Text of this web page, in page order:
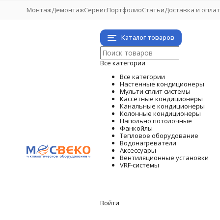
МонтажДемонтажСервисПортфолиоСтатьиДоставка и
Каталог товаров
Все категории
Все категории
Настенные кондиционеры
Мульти сплит системы
Кассетные кондиционеры
Канальные кондиционеры
Колонные кондиционеры
Напольно потолочные
Фанкойлы
Тепловое оборудование
Водонагреватели
Аксессуары
Вентиляционные установки
VRF-системы
Войти